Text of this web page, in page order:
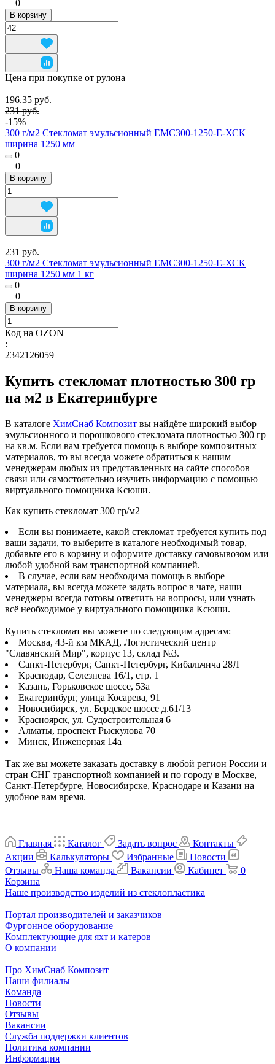
0
В корзину
Цена при покупке от рулона
196.35 руб.
231 руб.
-15%
300 г/м2 Стекломат эмульсионный ЕМС300-1250-Е-ХСК
ширина 1250 мм
0
0
В корзину
231 руб.
300 г/м2 Стекломат эмульсионный ЕМС300-1250-Е-ХСК
ширина 1250 мм 1 кг
0
0
В корзину
Код на OZON
:
2342126059
Купить стекломат плотностью 300 гр
на м2 в Екатеринбурге
В каталоге ХимСнаб Композит вы найдёте широкий выбор
эмульсионного и порошкового стекломата плотностью 300 гр
на кв.м. Если вам требуется помощь в выборе композитных
материалов, то вы всегда можете обратиться к нашим
менеджерам любых из представленных на сайте способов
связи или самостоятельно изучить информацию с помощью
виртуального помощника Ксюши.
Как купить стекломат 300 гр/м2
Если вы понимаете, какой стекломат требуется купить под
ваши задачи, то выберите в каталоге необходимый товар,
добавьте его в корзину и оформите доставку самовывозом или
любой удобной вам транспортной компанией.
В случае, если вам необходима помощь в выборе
материала, вы всегда можете задать вопрос в чате, наши
менеджеры всегда готовы ответить на вопросы, или узнать
всё необходимое у виртуального помощника Ксюши.
Купить стекломат вы можете по следующим адресам:
Москва, 43-й км МКАД, Логистический центр
"Славянский Мир", корпус 13, склад №3.
Санкт-Петербург, Санкт-Петербург, Кибальчича 28Л
Краснодар, Селезнева 16/1, стр. 1
Казань, Горьковское шоссе, 53а
Екатеринбург, улица Косарева, 91
Новосибирск, ул. Бердское шоссе д.61/13
Красноярск, ул. Судостроительная 6
Алматы, проспект Рыскулова 70
Минск, Инженерная 14а
Так же вы можете заказать доставку в любой регион России и
стран СНГ транспортной компанией и по городу в Москве,
Санкт-Петербурге, Новосибирске, Краснодаре и Казани на
удобное вам время.
Главная Каталог Задать вопрос
Контакты
Акции
Калькуляторы Избранные
Новости
Отзывы
Наша команда Вакансии Кабинет
0
Корзина
Наше производство изделий из стеклопластика
Портал производителей и заказчиков
Фургонное оборудование
Комплектующие для яхт и катеров
О компании
Про ХимСнаб Композит
Наши филиалы
Команда
Новости
Отзывы
Вакансии
Служба поддержки клиентов
Политика компании
Информация